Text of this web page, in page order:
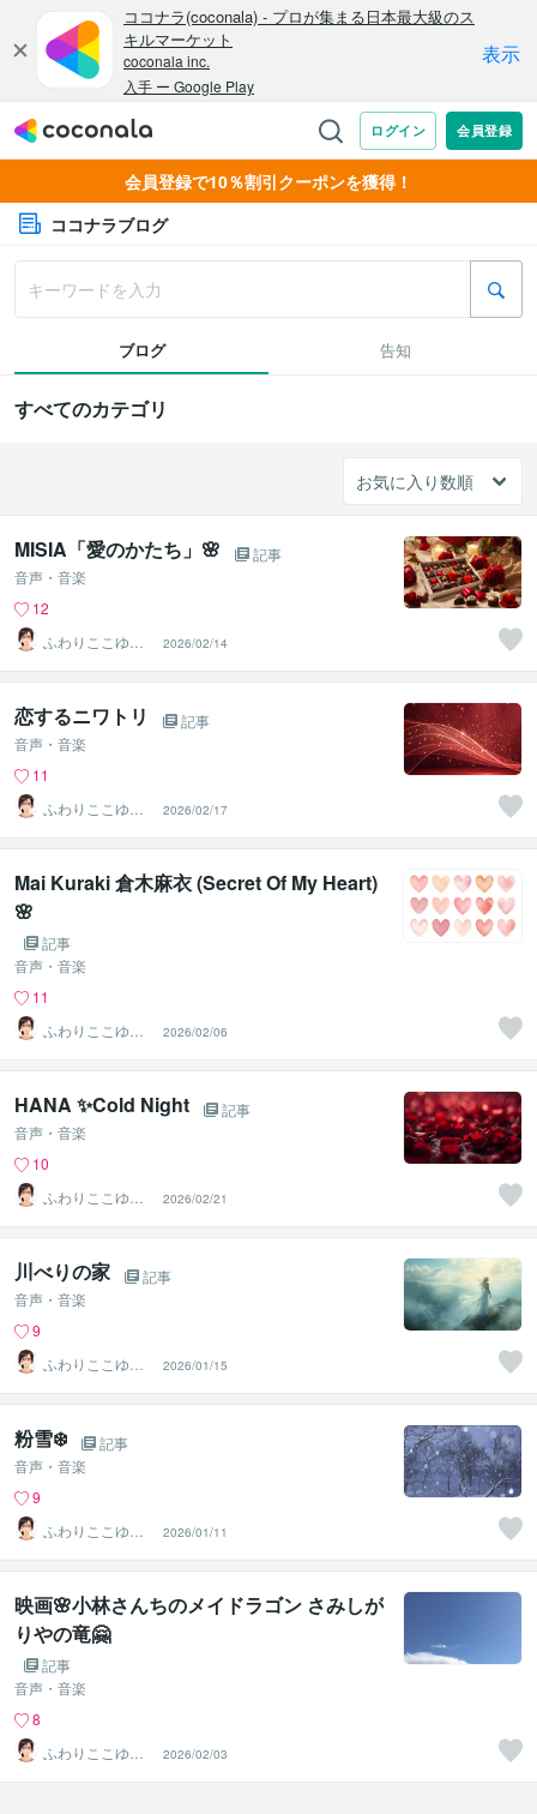
会員登録で10％割引クーポンを獲得！
ココナラブログ
ブログ 告知
すべてのカテゴリ
MISIA「愛のかたち」🌸
記事
音声・音楽
12
ふわりここゆら
り❤️✨癒しタイ
ム相談室
2026/02/14
恋するニワトリ
記事
音声・音楽
11
ふわりここゆら
り❤️✨癒しタイ
ム相談室
2026/02/17
Mai Kuraki 倉木麻衣 (Secret Of My Heart)
🌸
記事
音声・音楽
11
ふわりここゆら
り❤️✨癒しタイ
ム相談室
2026/02/06
HANA ✨Cold Night
記事
音声・音楽
10
ふわりここゆら
り❤️✨癒しタイ
ム相談室
2026/02/21
川べりの家
記事
音声・音楽
9
ふわりここゆら
り❤️✨癒しタイ
ム相談室
2026/01/15
粉雪❄️
記事
音声・音楽
9
ふわりここゆら
り❤️✨癒しタイ
ム相談室
2026/01/11
映画🌸小林さんちのメイドラゴン さみしが
りやの竜🤗
記事
音声・音楽
8
ふわりここゆら
り❤️✨癒しタイ
ム相談室
2026/02/03